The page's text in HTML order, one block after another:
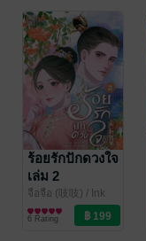
ร้อยรักปักดวงใจ
เล่ม 2
จือจือ (吱吱) / Ink
Stone
นิยายรักจีนโบราณ
6 Rating